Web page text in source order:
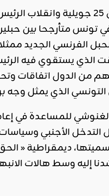
واليوم يستمر نفس المشهد المقزز بحكام جدد, لكن بنفس السياسات, فمنذ
تونس متأرجحا بين
الفرنسي الجديد
الذي يستقوي فيه
من الدول اتفاقات
التونسي الذي يمثل وجه
للمساعدة في
التدخل الأجنبي
ديمقراطية «
إليه وسط هالات